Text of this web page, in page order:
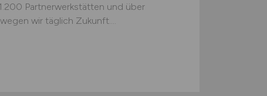
Partnerwerkstätten und über
wir täglich Zukunft....